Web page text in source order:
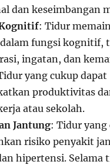
dan keseimbangan
: Tidur
fungsi kognitif,
ingatan, dan
yang cukup dapat
produktivitas
atau sekolah.
Jantung: Tidur yang
risiko penyakit
hipertensi. Selama